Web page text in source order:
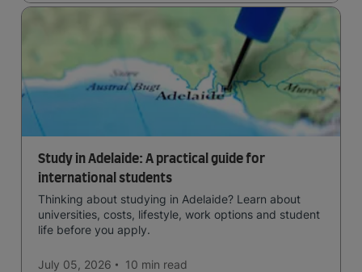
Study in Adelaide: A practical guide for
international students
Thinking about studying in Adelaide? Learn about
universities, costs, lifestyle, work options and student
life before you apply.
July 05, 2026 10 min read